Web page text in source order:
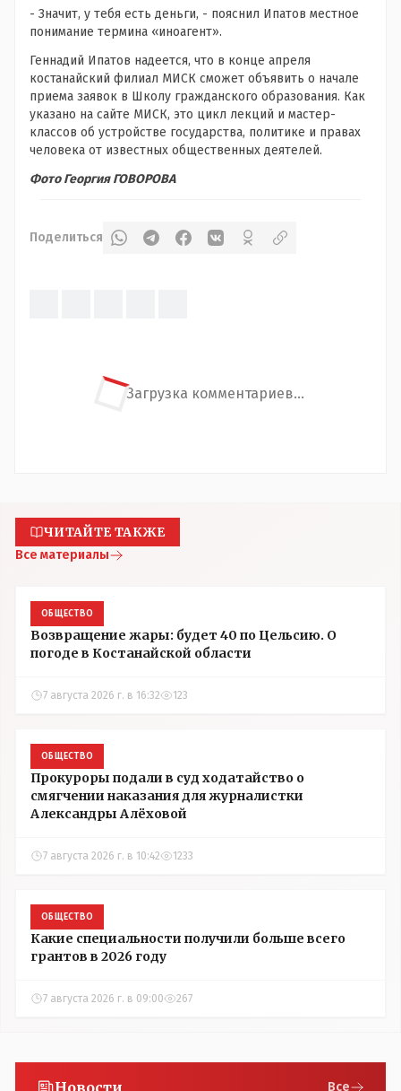
- Значит, у тебя есть деньги, - пояснил Ипатов местное
понимание термина «иноагент».
Геннадий Ипатов надеется, что в конце апреля
костанайский филиал МИСК сможет объявить о начале
приема заявок в Школу гражданского образования. Как
указано на сайте МИСК, это цикл лекций и мастер-
классов об устройстве государства, политике и правах
человека от известных общественных деятелей.
Фото Георгия ГОВОРОВА
Поделиться
Загрузка комментариев...
ЧИТАЙТЕ ТАКЖЕ
Все материалы
ОБЩЕСТВО
Возвращение жары: будет 40 по Цельсию. О
погоде в Костанайской области
7 августа 2026 г. в 16:32 123
ОБЩЕСТВО
Прокуроры подали в суд ходатайство о
смягчении наказания для журналистки
Александры Алёховой
7 августа 2026 г. в 10:42 1233
ОБЩЕСТВО
Какие специальности получили больше всего
грантов в 2026 году
7 августа 2026 г. в 09:00 267
Новости Все